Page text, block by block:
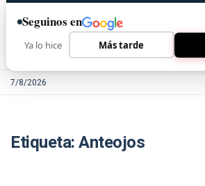
7/8/2026
Etiqueta:Anteojos
Seguinos en
Ya lo hice Más tarde